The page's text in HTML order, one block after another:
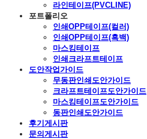
라인테이프(PVCLINE)
포트폴리오
인쇄OPP테이프(컬러)
인쇄OPP테이프(흑백)
마스킹테이프
인쇄크라프트테이프
도안작업가이드
무동판인쇄도안가이드
크라프트테이프도안가이드
마스킹테이프도안가이드
동판인쇄도안가이드
후기게시판
문의게시판